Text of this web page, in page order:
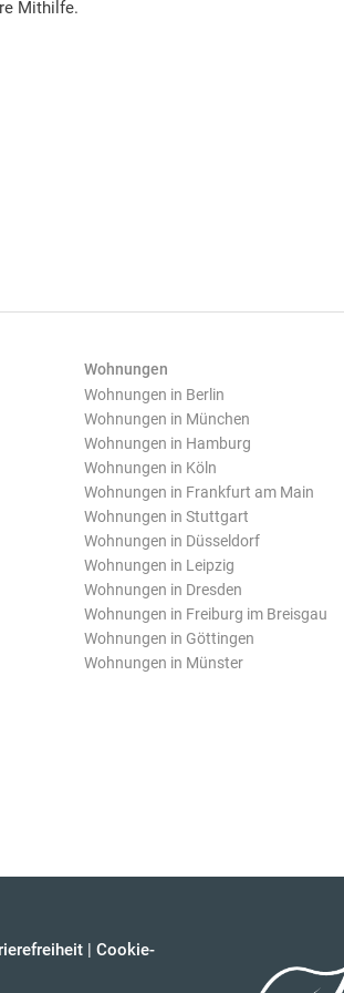
Mithilfe.
Wohnungen
Wohnungen in Berlin
Wohnungen in München
Wohnungen in Hamburg
Wohnungen in Köln
Wohnungen in Frankfurt am Main
Wohnungen in Stuttgart
Wohnungen in Düsseldorf
Wohnungen in Leipzig
Wohnungen in Dresden
Wohnungen in Freiburg im Breisgau
Wohnungen in Göttingen
Wohnungen in Münster
| Cookie-